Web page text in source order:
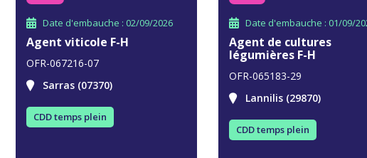
Date d'embauche : 02/09/2026
Agent viticole F-H
OFR-067216-07
Sarras (07370)
CDD temps plein
Date d'embauche : 01/09/
Agent de cultures
légumières F-H
OFR-065183-29
Lannilis (29870)
CDD temps plein